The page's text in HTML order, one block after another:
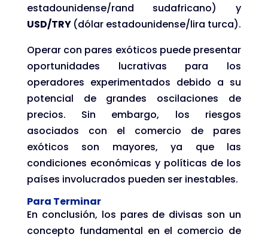
estadounidense/rand sudafricano) y
USD/TRY (dólar estadounidense/lira turca).
Operar con pares exóticos puede presentar
oportunidades lucrativas para los
operadores experimentados debido a su
potencial de grandes oscilaciones de
precios. Sin embargo, los riesgos
asociados con el comercio de pares
exóticos son mayores, ya que las
condiciones económicas y políticas de los
países involucrados pueden ser inestables.
Para Terminar
En conclusión, los pares de divisas son un
concepto fundamental en el comercio de